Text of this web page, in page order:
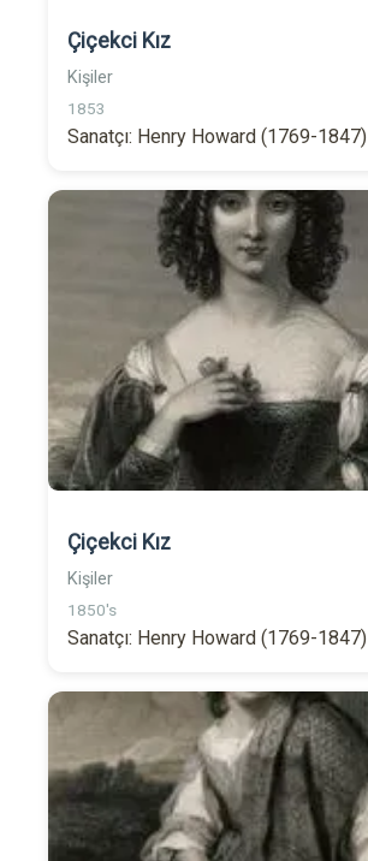
Çiçekci Kız
Kişiler
1853
Sanatçı: Henry Howard (1769-1847)
Çiçekci Kız
Kişiler
1850's
Sanatçı: Henry Howard (1769-1847)